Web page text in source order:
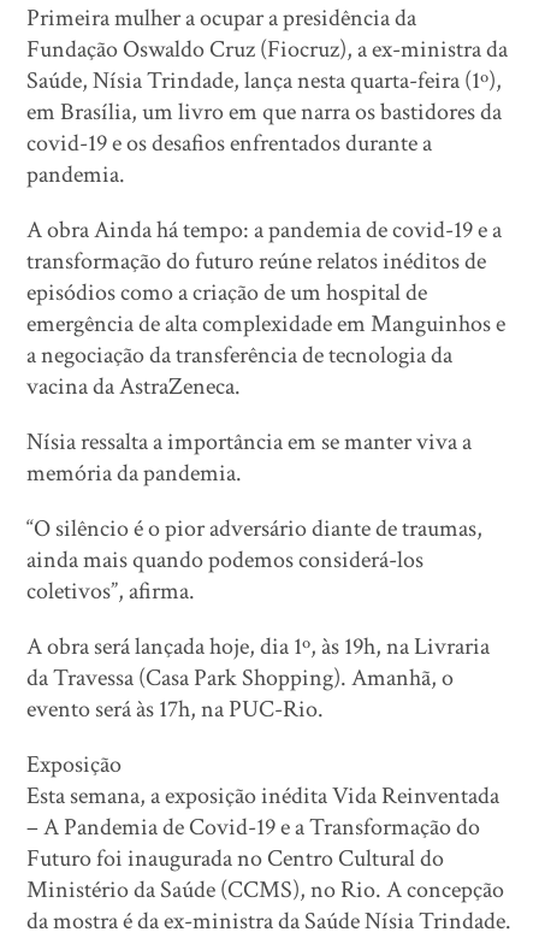
Primeira mulher a ocupar a presidência da
Fundação Oswaldo Cruz (Fiocruz), a ex-ministra da
Saúde, Nísia Trindade, lança nesta quarta-feira (1º),
em Brasília, um livro em que narra os bastidores da
covid-19 e os desafios enfrentados durante a
pandemia.
A obra Ainda há tempo: a pandemia de covid-19 e a
transformação do futuro reúne relatos inéditos de
episódios como a criação de um hospital de
emergência de alta complexidade em Manguinhos e
a negociação da transferência de tecnologia da
vacina da AstraZeneca.
Nísia ressalta a importância em se manter viva a
memória da pandemia.
“O silêncio é o pior adversário diante de traumas,
ainda mais quando podemos considerá-los
coletivos”, afirma.
A obra será lançada hoje, dia 1º, às 19h, na Livraria
da Travessa (Casa Park Shopping). Amanhã, o
evento será às 17h, na PUC-Rio.
Exposição
Esta semana, a exposição inédita Vida Reinventada
– A Pandemia de Covid-19 e a Transformação do
Futuro foi inaugurada no Centro Cultural do
Ministério da Saúde (CCMS), no Rio. A concepção
da mostra é da ex-ministra da Saúde Nísia Trindade.